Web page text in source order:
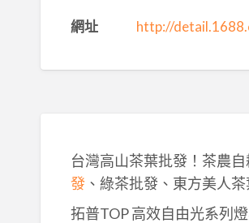
網址 http://
台灣高山茶葉批發！茶農
發、綠茶批發、東方美人
拓普TOP 高效自由光系列